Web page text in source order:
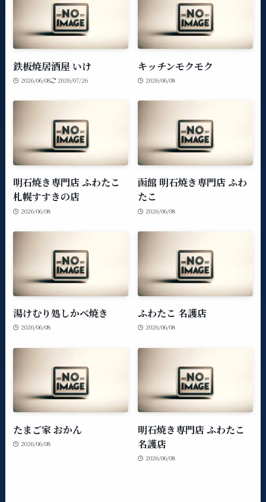
鉄板焼居酒屋 いけ
2026/06/08 2026/07/26
キッチンモクモク
2026/06/08
明石焼き専門店 ふわたこ
札幌すすきの店
2026/06/08
函館 明石焼き専門店 ふわ
たこ
2026/06/08
湯けむり処しかべ焼き
2026/06/08
ふわたこ 名護店
2026/06/08
たまご家 おかん
2026/06/08
明石焼き専門店 ふわたこ
名護店
2026/06/08